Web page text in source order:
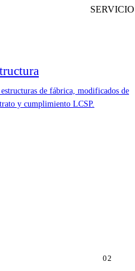
SERVICIO
de fábrica, modificados de
y cumplimiento LCSP.
02